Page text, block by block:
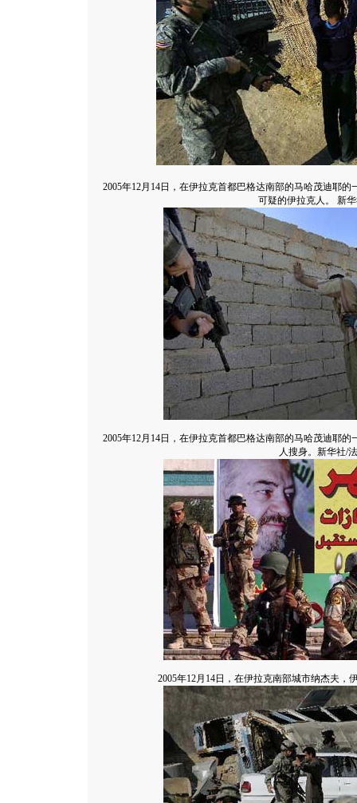
2005年12月14日，在伊拉克首都巴格达南部的马哈茂迪耶
可疑的伊拉克人。 新
2005年12月14日，在伊拉克首都巴格达南部的马哈茂迪耶
人搜身。新华社/
2005年12月14日，在伊拉克南部城市纳杰夫，